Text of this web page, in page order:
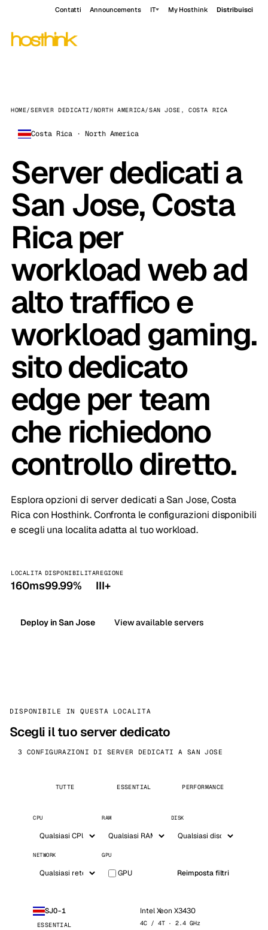
Contatti Announcements IT My Hosthink Distribuisci
HOME/SERVER DEDICATI/NORTH AMERICA/SAN JOSE, COSTA RICA
Costa Rica · North America
Server dedicati a
San Jose, Costa
Rica per
workload web ad
alto traffico e
workload gaming.
sito dedicato
edge per team
che richiedono
controllo diretto.
Esplora opzioni di server dedicati a San Jose, Costa
Rica con Hosthink. Confronta le configurazioni disponibili
e scegli una localita adatta al tuo workload.
LOCALITA
160ms
DISPONIBILITA
99.99%
REGIONE
III+
Deploy in San Jose View available servers
DISPONIBILE IN QUESTA LOCALITA
Scegli il tuo server dedicato
3 CONFIGURAZIONI DI SERVER DEDICATI A SAN JOSE
TUTTE ESSENTIAL PERFORMANCE
CPU RAM DISK
NETWORK GPU
GPU Reimposta filtri
SJO-1
ESSENTIAL
Intel Xeon X3430
4C / 4T · 2.4 GHz